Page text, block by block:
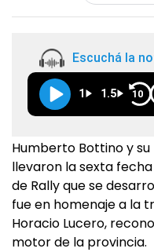
Escuchá la
1 1.5 10
Humberto Bottino y
llevaron la sexta
de Rally que se
fue en homenaje a la
Horacio Lucero,
motor de la provincia.